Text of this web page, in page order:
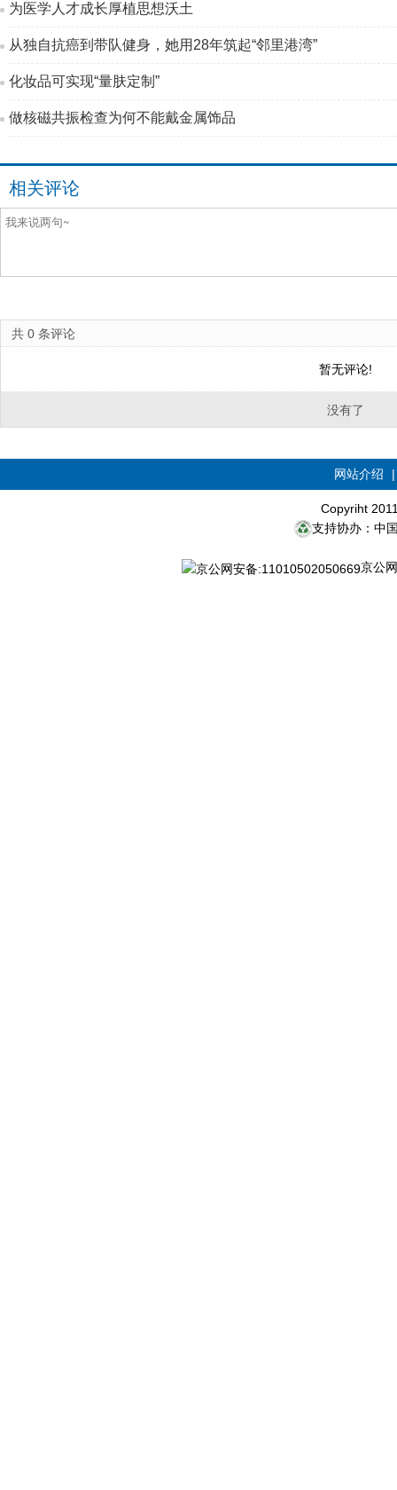
为医学人才成长厚植思想沃土
从独自抗癌到带队健身，她用28年筑起“邻里港湾”
化妆品可实现“量肤定制”
做核磁共振检查为何不能戴金属饰品
相关评论
共 0 条评论
暂无评论!
没有了
网站介绍
Copyriht
支持协办：中
京公